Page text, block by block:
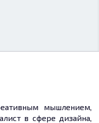
мышлением,
в сфере дизайна,